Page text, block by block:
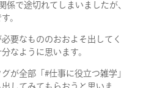
係で途切れてしまいましたが、
。
要なもののおおよそ出してく
なように思います。
が全部「#仕事に役立つ雑学」
してみてもらおうと思いま